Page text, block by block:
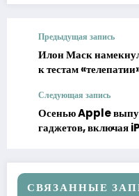
Предыдущая запись
Илон Маск
к тестам
Следующая запись
Осенью Apple
гаджетов, включая
СВЯЗАННЫЕ